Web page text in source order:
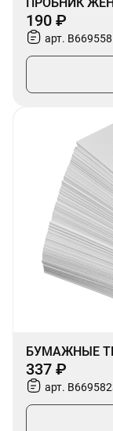
ПРОБНИК
190 ₽
арт.
БУМАЖНЫЕ
337 ₽
арт.